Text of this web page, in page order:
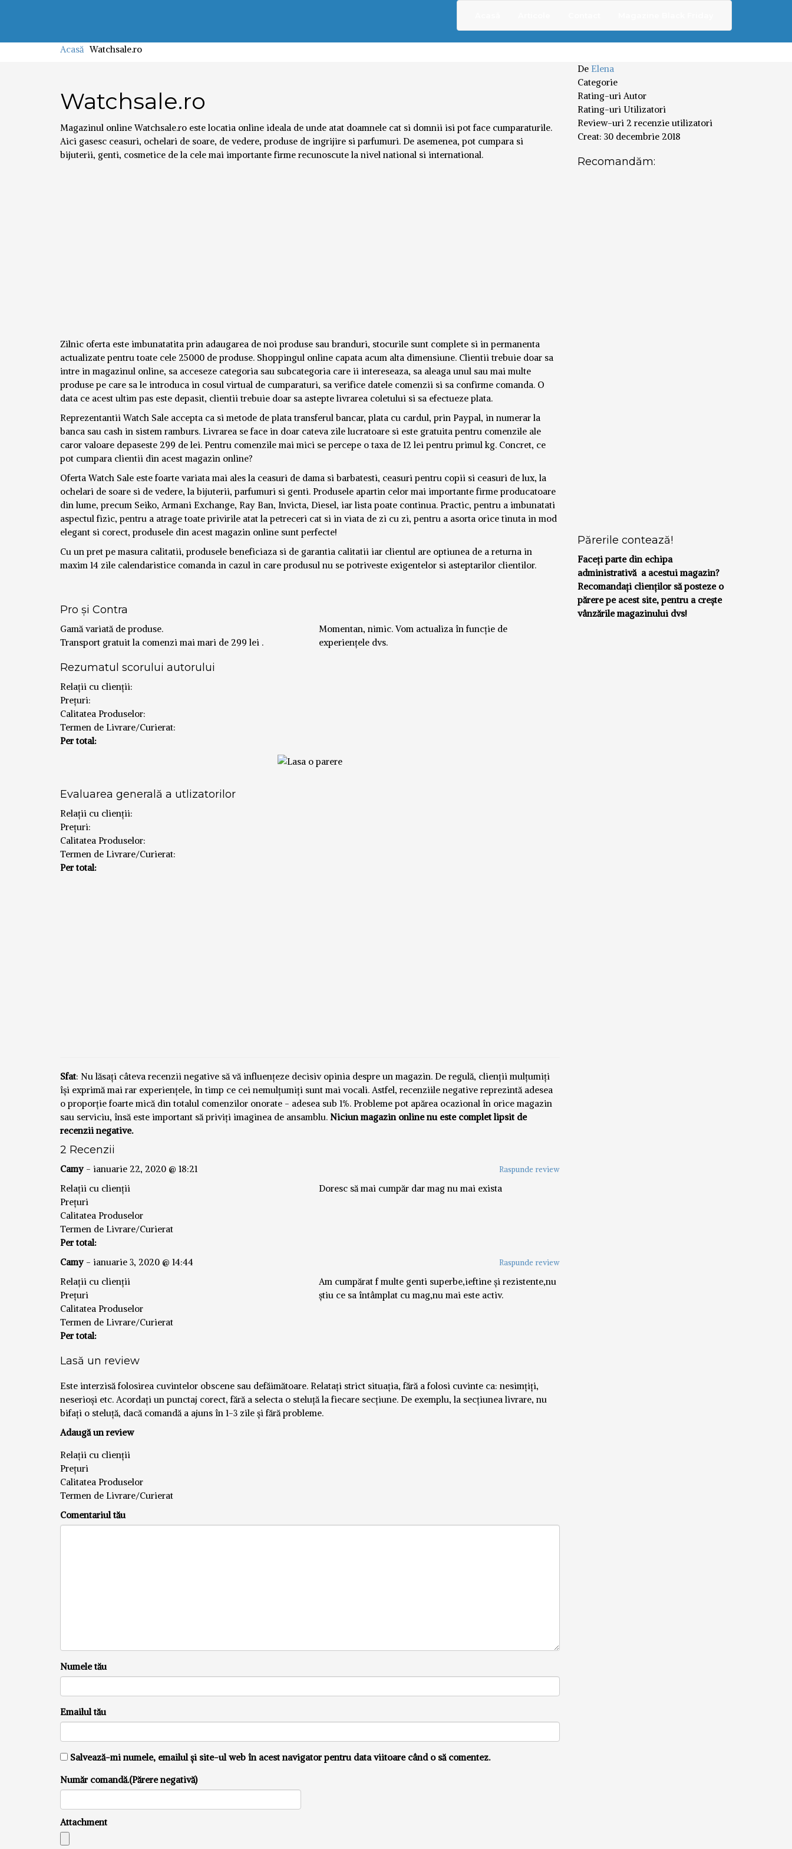
Acasă Watchsale.ro
Watchsale.ro
Magazinul online Watchsale.ro este locatia online ideala de unde atat doamnele cat si domnii isi pot face cumparaturile.
Aici gasesc ceasuri, ochelari de soare, de vedere, produse de ingrijire si parfumuri. De asemenea, pot cumpara si
bijuterii, genti, cosmetice de la cele mai importante firme recunoscute la nivel national si international.
Zilnic oferta este imbunatatita prin adaugarea de noi produse sau branduri, stocurile sunt complete si in permanenta
actualizate pentru toate cele 25000 de produse. Shoppingul online capata acum alta dimensiune. Clientii trebuie doar sa
intre in magazinul online, sa acceseze categoria sau subcategoria care ii intereseaza, sa aleaga unul sau mai multe
produse pe care sa le introduca in cosul virtual de cumparaturi, sa verifice datele comenzii si sa confirme comanda. O
data ce acest ultim pas este depasit, clientii trebuie doar sa astepte livrarea coletului si sa efectueze plata.
Reprezentantii Watch Sale accepta ca si metode de plata transferul bancar, plata cu cardul, prin Paypal, in numerar la
banca sau cash in sistem ramburs. Livrarea se face in doar cateva zile lucratoare si este gratuita pentru comenzile ale
caror valoare depaseste 299 de lei. Pentru comenzile mai mici se percepe o taxa de 12 lei pentru primul kg. Concret, ce
pot cumpara clientii din acest magazin online?
Oferta Watch Sale este foarte variata mai ales la ceasuri de dama si barbatesti, ceasuri pentru copii si ceasuri de lux, la
ochelari de soare si de vedere, la bijuterii, parfumuri si genti. Produsele apartin celor mai importante firme producatoare
din lume, precum Seiko, Armani Exchange, Ray Ban, Invicta, Diesel, iar lista poate continua. Practic, pentru a imbunatati
aspectul fizic, pentru a atrage toate privirile atat la petreceri cat si in viata de zi cu zi, pentru a asorta orice tinuta in mod
elegant si corect, produsele din acest magazin online sunt perfecte!
Cu un pret pe masura calitatii, produsele beneficiaza si de garantia calitatii iar clientul are optiunea de a returna in
maxim 14 zile calendaristice comanda in cazul in care produsul nu se potriveste exigentelor si asteptarilor clientilor.
Pro și Contra
Gamă variată de produse.
Transport gratuit la comenzi mai mari de 299 lei .
Momentan, nimic. Vom actualiza în funcție de
experiențele dvs.
Rezumatul scorului autorului
Relații cu clienții:
Prețuri:
Calitatea Produselor:
Termen de Livrare/Curierat:
Per total:
Evaluarea generală a utlizatorilor
Relații cu clienții:
Prețuri:
Calitatea Produselor:
Termen de Livrare/Curierat:
Per total:
Sfat: Nu lăsați câteva recenzii negative să vă influențeze decisiv opinia despre un magazin. De regulă, clienții mulțumiți
își exprimă mai rar experiențele, în timp ce cei nemulțumiți sunt mai vocali. Astfel, recenziile negative reprezintă adesea
o proporție foarte mică din totalul comenzilor onorate - adesea sub 1%. Probleme pot apărea ocazional în orice magazin
sau serviciu, însă este important să priviți imaginea de ansamblu. Niciun magazin online nu este complet lipsit de
recenzii negative.
2 Recenzii
Camy- ianuarie 22, 2020 @ 18:21 Raspunde review
Relații cu clienții
Prețuri
Calitatea Produselor
Termen de Livrare/Curierat
Per total:
Doresc să mai cumpăr dar mag nu mai exista
Camy- ianuarie 3, 2020 @ 14:44 Raspunde review
Relații cu clienții
Prețuri
Calitatea Produselor
Termen de Livrare/Curierat
Per total:
Am cumpărat f multe genti superbe,ieftine și rezistente,nu
știu ce sa întâmplat cu mag,nu mai este activ.
Lasă un review
Este interzisă folosirea cuvintelor obscene sau defăimătoare. Relatați strict situația, fără a folosi cuvinte ca: nesimțiți,
neserioși etc. Acordați un punctaj corect, fără a selecta o steluță la fiecare secțiune. De exemplu, la secțiunea livrare, nu
bifați o steluță, dacă comandă a ajuns în 1-3 zile și fără probleme.
Adaugă un review
Relații cu clienții
Prețuri
Calitatea Produselor
Termen de Livrare/Curierat
Comentariul tău
Numele tău
Emailul tău
Salvează-mi numele, emailul și site-ul web în acest navigator pentru data viitoare când o să comentez.
Număr comandă.(Părere negativă)
Attachment
De Elena
Categorie
Rating-uri Autor
Rating-uri Utilizatori
Review-uri 2 recenzie utilizatori
Creat: 30 decembrie 2018
Recomandăm:
Părerile contează!
Faceți parte din echipa
administrativă a acestui magazin?
Recomandați clienților să posteze o
părere pe acest site, pentru a crește
vânzările magazinului dvs!